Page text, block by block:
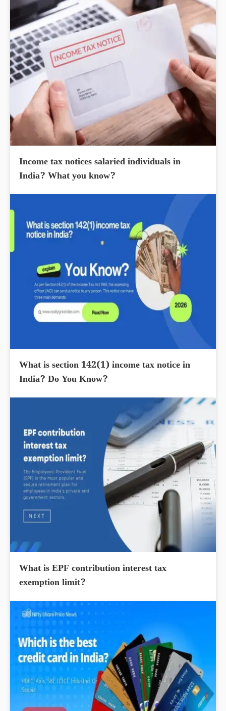
Income tax notices salaried individuals in
India? What you know?
What is section 142(1) income tax notice in
India? Do You Know?
What is EPF contribution interest tax
exemption limit?